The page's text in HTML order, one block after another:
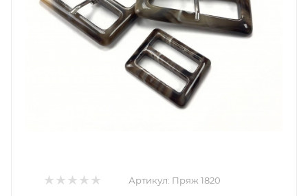
Артикул: Пряж 1820